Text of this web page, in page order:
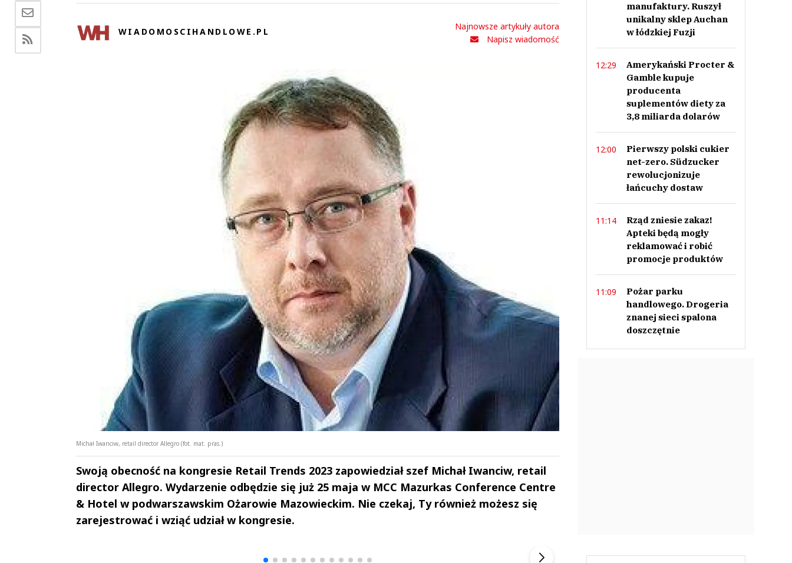
WIADOMOSCIHANDLOWE.PL
Najnowsze artykuły autora
Napisz wiadomość
Michał Iwanciw, retail director Allegro (fot. mat. pras.)
Swoją obecność na kongresie Retail Trends 2023 zapowiedział szef Michał Iwanciw, retail
director Allegro. Wydarzenie odbędzie się już 25 maja w MCC Mazurkas Conference Centre
& Hotel w podwarszawskim Ożarowie Mazowieckim. Nie czekaj, Ty również możesz się
zarejestrować i wziąć udział w kongresie.
Andrzej i Marta
Marta i Andrzej
manufaktury. Ruszył
unikalny sklep Auchan
w łódzkiej Fuzji
12:29
Amerykański Procter &
Gamble kupuje
producenta
suplementów diety za
3,8 miliarda dolarów
12:00
Pierwszy polski cukier
net-zero. Südzucker
rewolucjonizuje
łańcuchy dostaw
11:14
Rząd zniesie zakaz!
Apteki będą mogły
reklamować i robić
promocje produktów
11:09
Pożar parku
handlowego. Drogeria
znanej sieci spalona
doszczętnie